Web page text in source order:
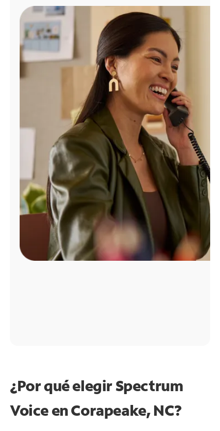
Administrar
cuenta
Encuentra
tienda
¿Por qué elegir Spectrum
Voice en Corapeake, NC?